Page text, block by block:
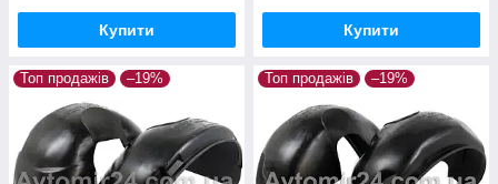
Купити Купити
Топ продажів –19% Топ продажів –19%